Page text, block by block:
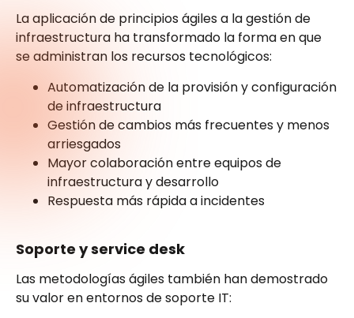
La aplicación de principios ágiles a la gestión de
infraestructura ha transformado la forma en que
se administran los recursos tecnológicos:
Automatización de la provisión y configuración
de infraestructura
Gestión de cambios más frecuentes y menos
arriesgados
Mayor colaboración entre equipos de
infraestructura y desarrollo
Respuesta más rápida a incidentes
Soporte y service desk
Las metodologías ágiles también han demostrado
su valor en entornos de soporte IT: